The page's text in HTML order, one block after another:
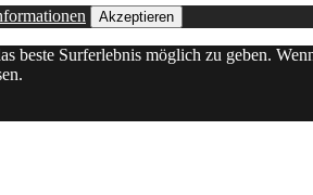
Akzeptieren
Surferlebnis möglich zu geben.